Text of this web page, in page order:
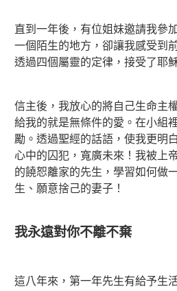
直到一年後，有位姐妹邀請我參
一個陌生的地方，卻讓我感受到
透過四個屬靈的定律，接受了耶
信主後，我放心的將自己生命主
給我的就是無條件的愛。在小組
勵。透過聖經的話語，使我更明
心中的囚犯，寬廣未來！我被上
的饒恕離家的先生，學習如何做
生、願意捨己的妻子！
我永遠對你不離不棄
這八年來，第一年先生有給予生